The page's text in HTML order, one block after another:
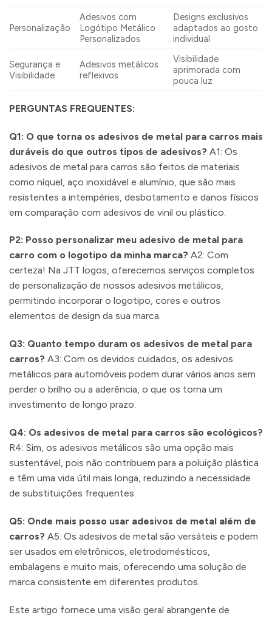
Personalização
Adesivos com
Logótipo Metálico
Personalizados
Designs exclusivos
adaptados ao gosto
individual
Segurança e
Visibilidade
Adesivos metálicos
reflexivos
Visibilidade
aprimorada com
pouca luz
PERGUNTAS FREQUENTES:
Q1: O que torna os adesivos de metal para carros mais
duráveis ​​do que outros tipos de adesivos? A1: Os
adesivos de metal para carros são feitos de materiais
como níquel, aço inoxidável e alumínio, que são mais
resistentes a intempéries, desbotamento e danos físicos
em comparação com adesivos de vinil ou plástico.
P2: Posso personalizar meu adesivo de metal para
carro com o logotipo da minha marca? A2: Com
certeza! Na JTT logos, oferecemos serviços completos
de personalização de nossos adesivos metálicos,
permitindo incorporar o logotipo, cores e outros
elementos de design da sua marca.
Q3: Quanto tempo duram os adesivos de metal para
carros? A3: Com os devidos cuidados, os adesivos
metálicos para automóveis podem durar vários anos sem
perder o brilho ou a aderência, o que os torna um
investimento de longo prazo.
Q4: Os adesivos de metal para carros são ecológicos?
R4: Sim, os adesivos metálicos são uma opção mais
sustentável, pois não contribuem para a poluição plástica
e têm uma vida útil mais longa, reduzindo a necessidade
de substituições frequentes.
Q5: Onde mais posso usar adesivos de metal além de
carros? A5: Os adesivos de metal são versáteis e podem
ser usados ​​em eletrônicos, eletrodomésticos,
embalagens e muito mais, oferecendo uma solução de
marca consistente em diferentes produtos.
Este artigo fornece uma visão geral abrangente de